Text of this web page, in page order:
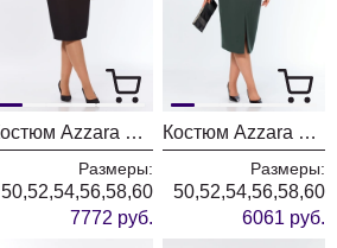
Костюм Azzara 10090
Размеры:
50,52,54,56,58,60
7772 руб.
Костюм Azzara 10086
Размеры:
50,52,54,56,58,60
6061 руб.